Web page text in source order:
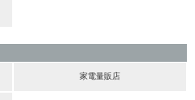
家電量販店